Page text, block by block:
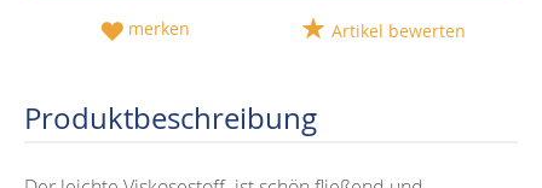
merken Artikel bewerten
Produktbeschreibung